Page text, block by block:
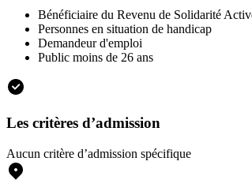
Bénéficiaire du Revenu de Solidarité
Personnes en situation de handicap
Demandeur d'emploi
Public moins de 26 ans
Les critères d’admission
Aucun critère d’admission spécifique